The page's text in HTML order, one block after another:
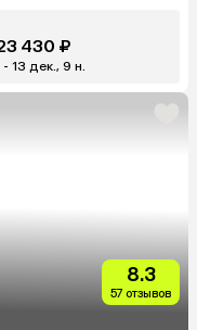
430 ₽
13 дек., 9 н.
8.3
57 отзывов